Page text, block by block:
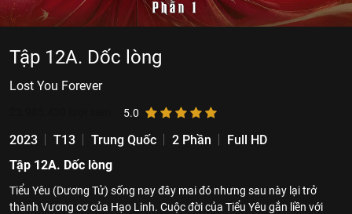
Tập 12A. Dốc lòng
Lost You Forever
5.0
2023 T13 Trung Quốc 2 Phần
Full HD
Tập 12A. Dốc lòng
Tiểu Yêu (Dương Tử) sống nay đây mai đó nhưng sau này lại trở
thành Vương cơ của Hạo Linh. Cuộc đời của Tiểu Yêu gắn liền với